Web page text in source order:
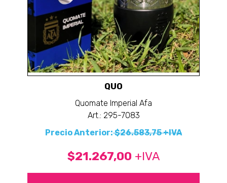
QUO
Quomate Imperial Afa
Art.: 295-7083
Precio Anterior:$26.583,75 +IVA
$21.267,00 +IVA